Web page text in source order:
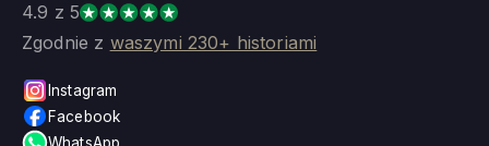
4.9 z 5
Zgodnie z waszymi 230+ historiami
Instagram
Facebook
WhatsApp